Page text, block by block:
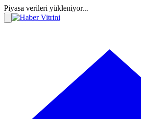
Piyasa verileri yükleniyor...